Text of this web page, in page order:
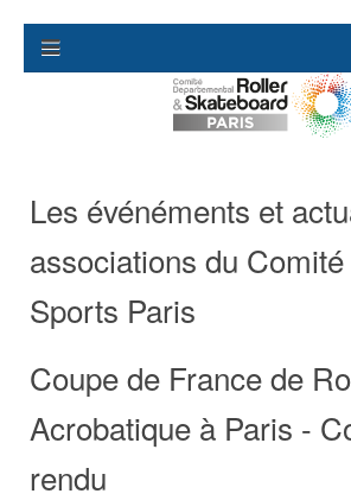
Les événéments et
associations du
Sports Paris
Coupe de France de
Acrobatique à Paris -
rendu